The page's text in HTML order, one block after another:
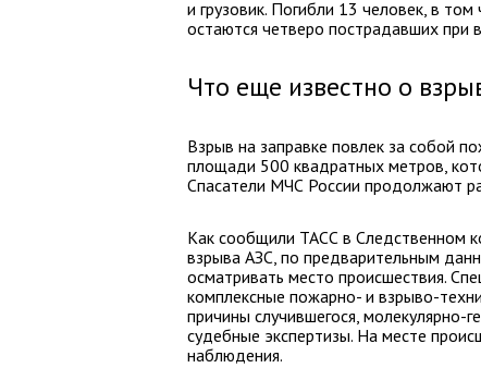
и грузовик. Погибли 13 человек, в
остаются четверо пострадавших при
Что еще известно о
Взрыв на заправке повлек за собой
площади 500 квадратных метров,
Спасатели МЧС России продолжают
Как сообщили ТАСС в Следственном
взрыва АЗС, по предварительным
осматривать место происшествия.
комплексные пожарно- и взрыво-
причины случившегося, молекулярно-
судебные экспертизы. На месте
наблюдения.